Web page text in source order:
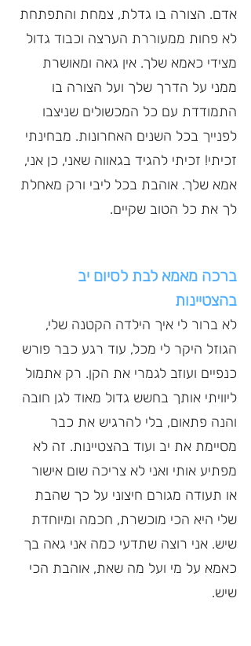
אדם. הצורה בו גדלת, צמחת והתפתחת
לא פחות ממעוררת הערצה וכבוד גדול
מצידי כאמא שלך. אין גאה ומאושרת
ממני על הדרך שלך ועל הצורה בו
התמודדת עם כל המכשולים שניצבו
לפנייך בכל השנים האחרונות. מבחינתי
זכיתי! זכיתי להגיד בגאווה שאני, כן אני,
אמא שלך. אוהבת בכל ליבי ורק מאחלת
לך את כל הטוב שקיים.
ברכה מאמא לבת לסיום יב
בהצטיינות
לא ברור לי איך הילדה הקטנה שלי,
הגוזל היקר לי מכל, עוד רגע כבר פורש
כנפיים ועוזב לגמרי את הקן. רק אתמול
ליוויתי אותך בחשש גדול מאוד לגן חובה
והנה פתאום, בלי להרגיש את כבר
מסיימת את יב ועוד בהצטיינות. זה לא
מפתיע אותי ואני לא צריכה שום אישור
או תעודה מגורם חיצוני על כך שהבת
שלי היא הכי מוכשרת, חכמה ומיוחדת
שיש. אני רוצה שתדעי כמה אני גאה בך
כאמא על מי ועל מה שאת, אוהבת הכי
שיש.